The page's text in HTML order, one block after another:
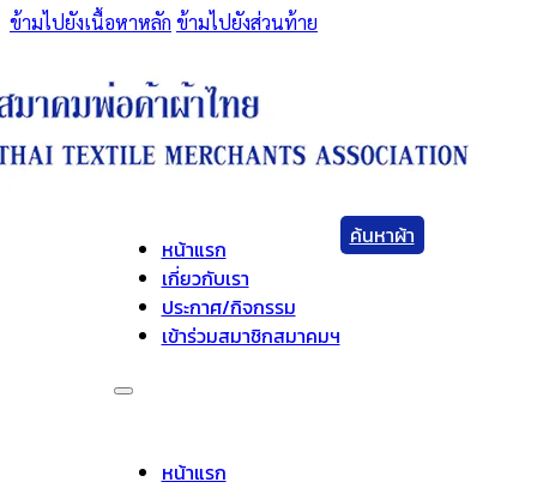
ข้ามไปยังเนื้อหาหลัก ข้ามไปยังส่วนท้าย
หน้าแรก
เกี่ยวกับเรา
ประกาศ/กิจกรรม
เข้าร่วมสมาชิกสมาคมฯ
หน้าแรก
ค้นหาผ้า